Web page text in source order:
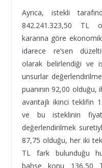
Ayrıca, istekli
842.241.323,50 TL
kararına göre
idarece re’sen
olarak belirlendiği ve
unsurlar
puanının 92,00 olduğu,
avantajlı ikinci teklifin
ve bu isteklinin
değerlendirilmek
87,75 olduğu, her iki
TL fark bulunduğu
bahse konu 136,50